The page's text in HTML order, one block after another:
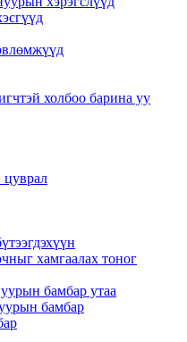
холбоо барина уу
цуврал
хамгаалах тоног
бамбар утаа
бамбар